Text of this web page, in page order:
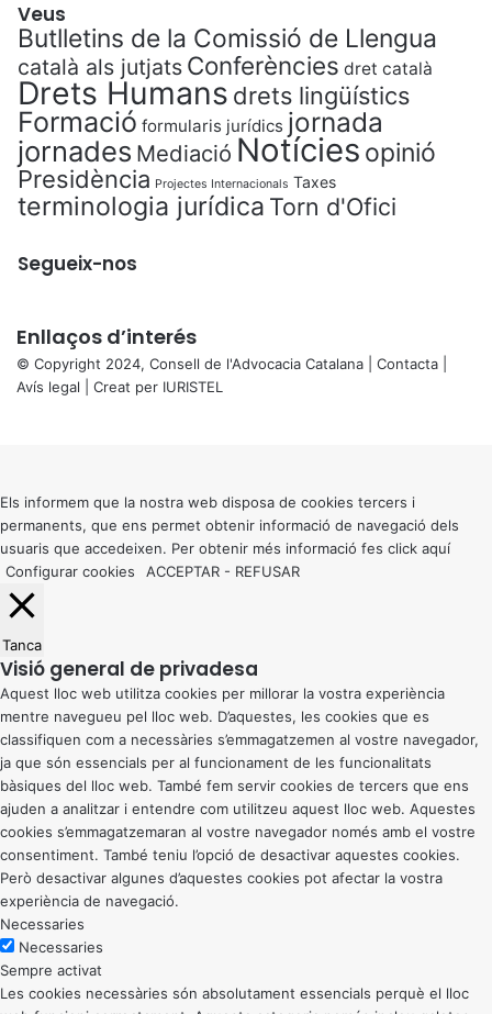
Veus
Butlletins de la Comissió de Llengua
català als jutjats Conferències dret català
Drets Humans drets lingüístics
Formació formularis jurídics jornada
jornades Mediació Notícies opinió
Presidència Projectes Internacionals Taxes
terminologia jurídica Torn d'Ofici
Segueix-nos
Enllaços d’interés
© Copyright 2024, Consell de l'Advocacia Catalana | Contacta
Avís legal | Creat per IURISTEL
button
Els informem que la nostra web disposa de cookies tercers i
permanents, que ens permet obtenir informació de navegació dels
usuaris que accedeixen. Per obtenir més informació fes click aquí
Configurar cookies
ACCEPTAR - REFUSAR
Tanca
Visió general de privadesa
Aquest lloc web utilitza cookies per millorar la vostra experiència
mentre navegueu pel lloc web. D’aquestes, les cookies que es
classifiquen com a necessàries s’emmagatzemen al vostre navegador,
ja que són essencials per al funcionament de les funcionalitats
bàsiques del lloc web. També fem servir cookies de tercers que ens
ajuden a analitzar i entendre com utilitzeu aquest lloc web. Aquestes
cookies s’emmagatzemaran al vostre navegador només amb el vostre
consentiment. També teniu l’opció de desactivar aquestes cookies.
Però desactivar algunes d’aquestes cookies pot afectar la vostra
experiència de navegació.
Necessaries
Necessaries
Sempre activat
Les cookies necessàries són absolutament essencials perquè el lloc